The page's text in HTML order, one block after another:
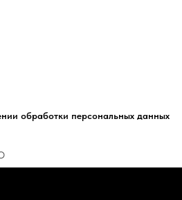
обработки персональных данных